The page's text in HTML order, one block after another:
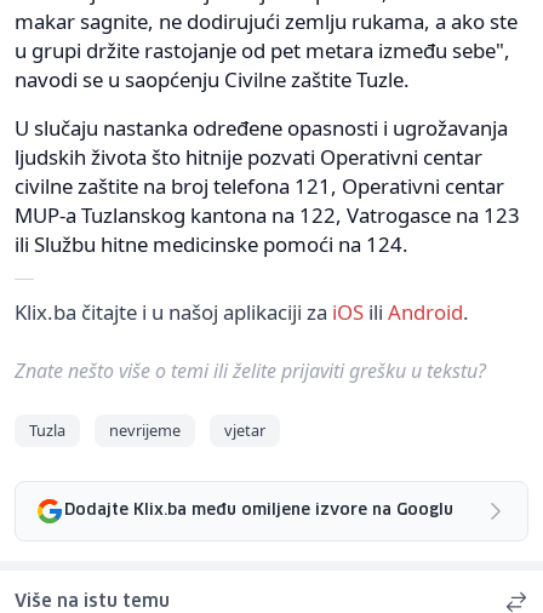
makar sagnite, ne dodirujući zemlju rukama, a ako ste
u grupi držite rastojanje od pet metara između sebe",
navodi se u saopćenju Civilne zaštite Tuzle.
U slučaju nastanka određene opasnosti i ugrožavanja
ljudskih života što hitnije pozvati Operativni centar
civilne zaštite na broj telefona 121, Operativni centar
MUP-a Tuzlanskog kantona na 122, Vatrogasce na 123
ili Službu hitne medicinske pomoći na 124.
Klix.ba čitajte i u našoj aplikaciji za iOS ili Android.
Znate nešto više o temi ili želite prijaviti grešku u tekstu?
Tuzla nevrijeme vjetar
Dodajte Klix.ba među omiljene izvore na Googlu
Više na istu temu